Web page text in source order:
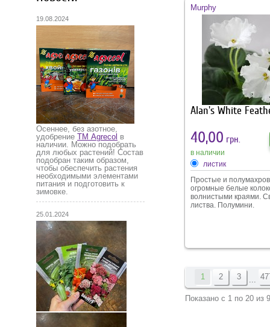
19.08.2024
Осеннее, без азотное,
удобрение ТМ Agrecol в
наличии. Можно подобрать
для любых растений! Состав
подобран таким образом,
чтобы обеспечить растения
необходимыми элементами
питания и подготовить к
зимовке.
25.01.2024
вымерзания, фосфор
способствует
корневой. Внесение
удобрения
хорошему старту
весной.
Murphy
Alan's White
40,00 грн.
в наличии
листик
Простые и
огромные белые
волнистыми краями.
листва. Полумини.
1 2 3
Показано с 1 по 20 из